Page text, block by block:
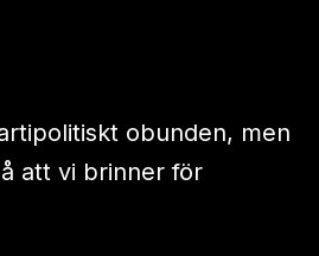
obunden, men
att vi brinner för